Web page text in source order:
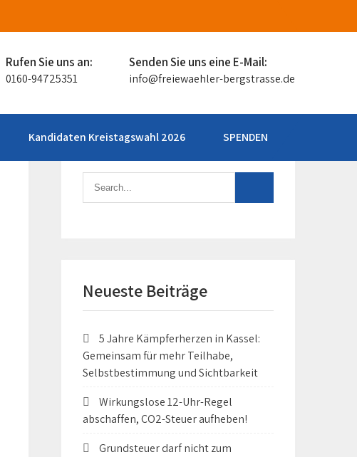
Rufen Sie uns an:
0160-94725351
Senden Sie uns eine E-Mail:
info@freiewaehler-bergstrasse.de
Kandidaten Kreistagswahl 2026 SPENDEN
Neueste Beiträge
5 Jahre Kämpferherzen in Kassel:
Gemeinsam für mehr Teilhabe,
Selbstbestimmung und Sichtbarkeit
Wirkungslose 12-Uhr-Regel
abschaffen, CO2-Steuer aufheben!
Grundsteuer darf nicht zum